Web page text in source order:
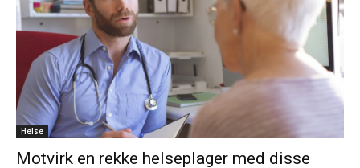
Helse
Motvirk en rekke helseplager med disse